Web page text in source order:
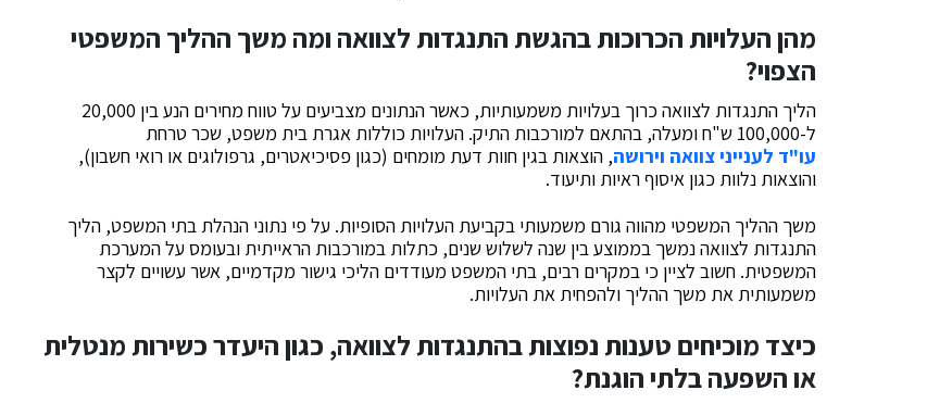
מהן העלויות הכרוכות בהגשת התנגדות לצוואה ומה משך ההליך המשפטי
הצפוי?
הליך התנגדות לצוואה כרוך בעלויות משמעותיות, כאשר הנתונים מצביעים על טווח מחירים הנע בין 20,000
ל-100,000 ש"ח ומעלה, בהתאם למורכבות התיק. העלויות כוללות אגרת בית משפט, שכר טרחת
עו"ד לענייני צוואה וירושה, הוצאות בגין חוות דעת מומחים (כגון פסיכיאטרים, גרפולוגים או רואי חשבון),
והוצאות נלוות כגון איסוף ראיות ותיעוד.
משך ההליך המשפטי מהווה גורם משמעותי בקביעת העלויות הסופיות. על פי נתוני הנהלת בתי המשפט, הליך
התנגדות לצוואה נמשך בממוצע בין שנה לשלוש שנים, כתלות במורכבות הראייתית ובעומס על המערכת
המשפטית. חשוב לציין כי במקרים רבים, בתי המשפט מעודדים הליכי גישור מקדמיים, אשר עשויים לקצר
משמעותית את משך ההליך ולהפחית את העלויות.
כיצד מוכיחים טענות נפוצות בהתנגדות לצוואה, כגון היעדר כשירות מנטלית
או השפעה בלתי הוגנת?